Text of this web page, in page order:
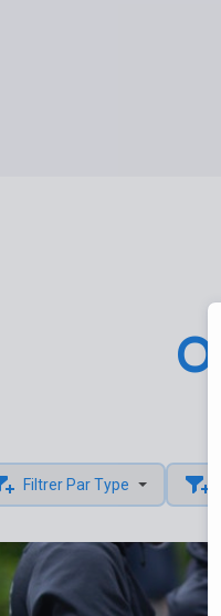
Filtrer Par Type